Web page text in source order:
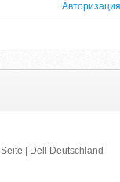
Авторизация
| Dell Deutschland